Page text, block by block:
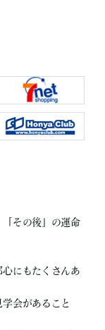
その後」の運命
にもたくさんあ
会があること